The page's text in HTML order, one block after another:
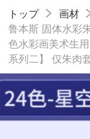
トップ
画材
鲁本斯 固体水彩
色水彩画美术生
系列二】 仅朱肉